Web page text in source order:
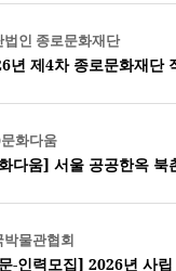
법인 종로문화재단
년 제4차 종로문화재단
화다움
다움] 서울 공공한옥 북
박물관협회
-인력모집] 2026년 사